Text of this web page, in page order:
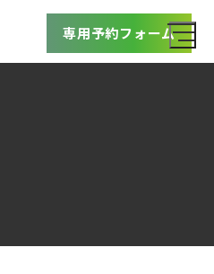
専用予約フォーム